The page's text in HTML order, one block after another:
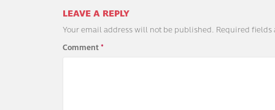
LEAVE A REPLY
Your email address will not be published. Required fields
Comment*